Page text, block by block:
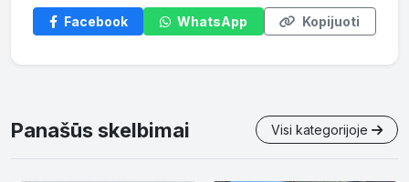
Facebook
WhatsApp Kopijuoti
Panašūs skelbimai Visi kategorijoje